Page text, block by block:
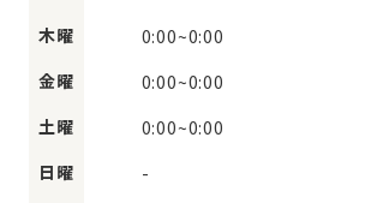
木曜
0:00~0:00
金曜
0:00~0:00
土曜
0:00~0:00
日曜
-